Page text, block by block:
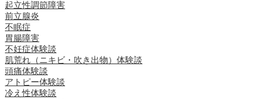
起立性調節障害
前立腺炎
不眠症
胃腸障害
不妊症体験談
肌荒れ（ニキビ・吹き出物）体験談
頭痛体験談
アトピー体験談
冷え性体験談